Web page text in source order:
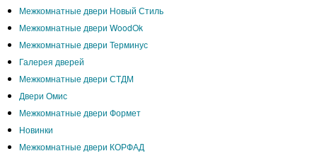
Межкомнатные двери Новый Стиль
Межкомнатные двери WoodOk
Межкомнатные двери Терминус
Галерея дверей
Межкомнатные двери СТДМ
Двери Омис
Межкомнатные двери Формет
Новинки
Межкомнатные двери КОРФАД